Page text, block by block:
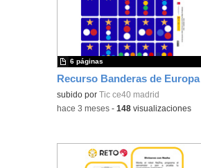
Recurso Banderas de Europa
subido por Tic ce40 madrid
6 páginas
-hace 3 meses -148 visualizaciones